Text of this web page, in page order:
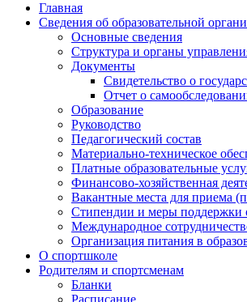
Главная
Сведения об образовательной
Основные сведения
Структура и органы
Документы
Свидетельство о
Отчет о
Образование
Руководство
Педагогический состав
Материально-техническое
Платные образовательные
Финансово-хозяйственная
Вакантные места для приема
Стипендии и меры поддержки
Международное
Организация питания в
О спортшколе
Родителям и спортсменам
Бланки
Расписание